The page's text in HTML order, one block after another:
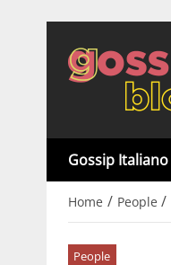
Gossip Italiano
Home / People /
People